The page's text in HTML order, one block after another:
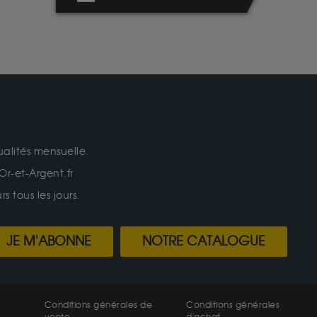
mensuelle.
et-Argent.fr
tous les jours.
JE M'ABONNE NOTRE CATALOGUE
Conditions générales de
Conditions générales